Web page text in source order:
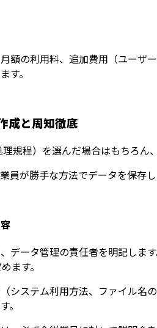
額の利用料、追加費用（ユーザ
す。
成と周知徹底
規程）を選んだ場合はもちろ
員が勝手な方法でデータを保存
データ管理の責任者を明記しま
ます。
システム利用方法、ファイル名
。
無料登録